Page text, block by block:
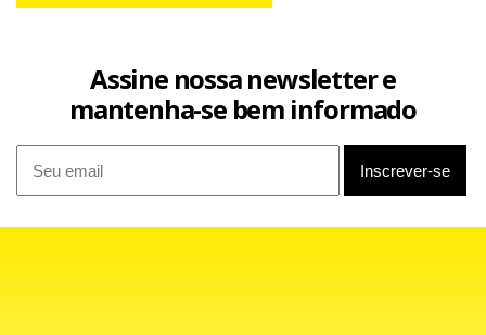
A presidente da Asphor diz que vive e vê o sofrimento
desses produtores diariamente. “Eles estavam perdidos.
Não tinham espaço próprio para a venda; não podiam
Assine nossa newsletter e
mantenha-se bem informado